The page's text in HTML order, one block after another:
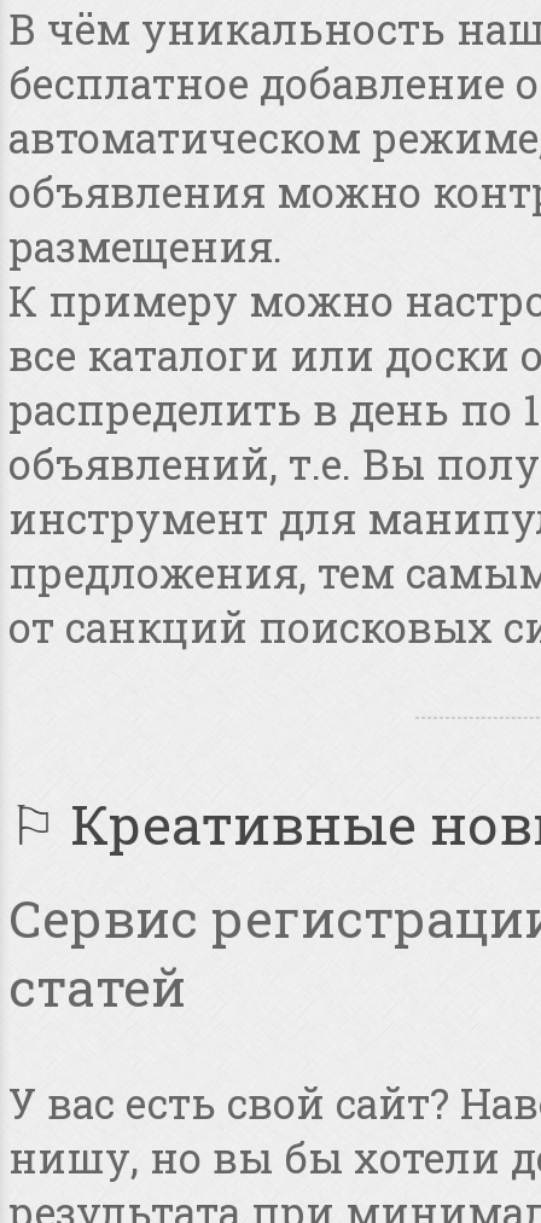
В чём уникальность
бесплатное добавление
автоматическом
объявления можно
размещения.
К примеру можно
все каталоги или
распределить в день по
объявлений, т.е. Вы
инструмент для
предложения, тем
от санкций поисковых
⚐ Креативные
Сервис
статей
У вас есть свой сайт?
нишу, но вы бы хотели
результата при